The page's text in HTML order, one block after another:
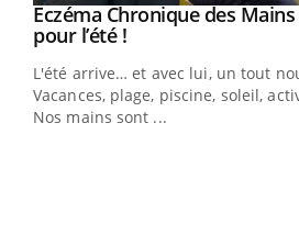
Youtube
Eczéma Chronique des
pour l’été !Youtube
L'été arrive… et avec lui, un tout
Vacances, plage, piscine, soleil,
Nos mains sont ...